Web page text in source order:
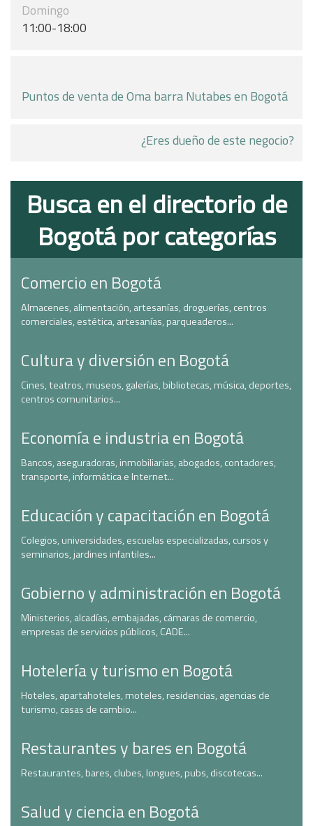
Domingo
11:00-18:00
Puntos de venta de Oma barra Nutabes en Bogotá
¿Eres dueño de este negocio?
Busca en el directorio de
Bogotá por categorías
Comercio en Bogotá
Almacenes, alimentación, artesanías, droguerías, centros
comerciales, estética, artesanías, parqueaderos...
Cultura y diversión en Bogotá
Cines, teatros, museos, galerías, bibliotecas, música, deportes,
centros comunitarios...
Economía e industria en Bogotá
Bancos, aseguradoras, inmobiliarias, abogados, contadores,
transporte, informática e Internet...
Educación y capacitación en Bogotá
Colegios, universidades, escuelas especializadas, cursos y
seminarios, jardines infantiles...
Gobierno y administración en Bogotá
Ministerios, alcadías, embajadas, cámaras de comercio,
empresas de servicios públicos, CADE...
Hotelería y turismo en Bogotá
Hoteles, apartahoteles, moteles, residencias, agencias de
turismo, casas de cambio...
Restaurantes y bares en Bogotá
Restaurantes, bares, clubes, longues, pubs, discotecas...
Salud y ciencia en Bogotá